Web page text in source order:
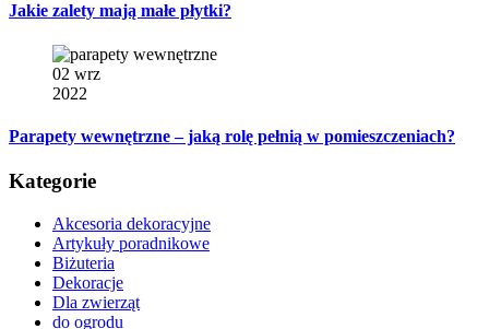
Jakie zalety mają małe płytki?
02 wrz
2022
Parapety wewnętrzne – jaką rolę pełnią w pomieszczeniach?
Kategorie
Akcesoria dekoracyjne
Artykuły poradnikowe
Biżuteria
Dekoracje
Dla zwierząt
do ogrodu